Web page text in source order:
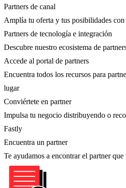
Partners de canal
Amplía tu oferta y tus posibilidades
Partners de tecnología e integración
Descubre nuestro ecosistema de
Accede al portal de partners
Encuentra todos los recursos para
lugar
Conviértete en partner
Impulsa tu negocio distribuyendo o
Fastly
Encuentra un partner
Te ayudamos a encontrar el partner que